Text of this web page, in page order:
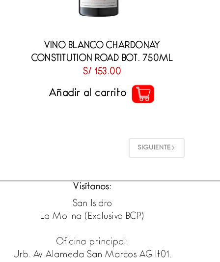
VINO BLANCO CHARDONAY
CONSTITUTION ROAD BOT. 750ML
S/
153.00
Añadir al carrito
SIGUIENTE
Visítanos:
San Isidro
La Molina (Exclusivo BCP)
Oficina principal:
Urb. Av Alameda San Marcos AG lt01,